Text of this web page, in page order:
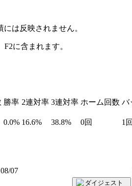
は反映されません。
に含まれます。
勝率 2連対率 3連対率 ホーム回数 バ
0.0% 16.6% 38.8% 0回 1回
08/07